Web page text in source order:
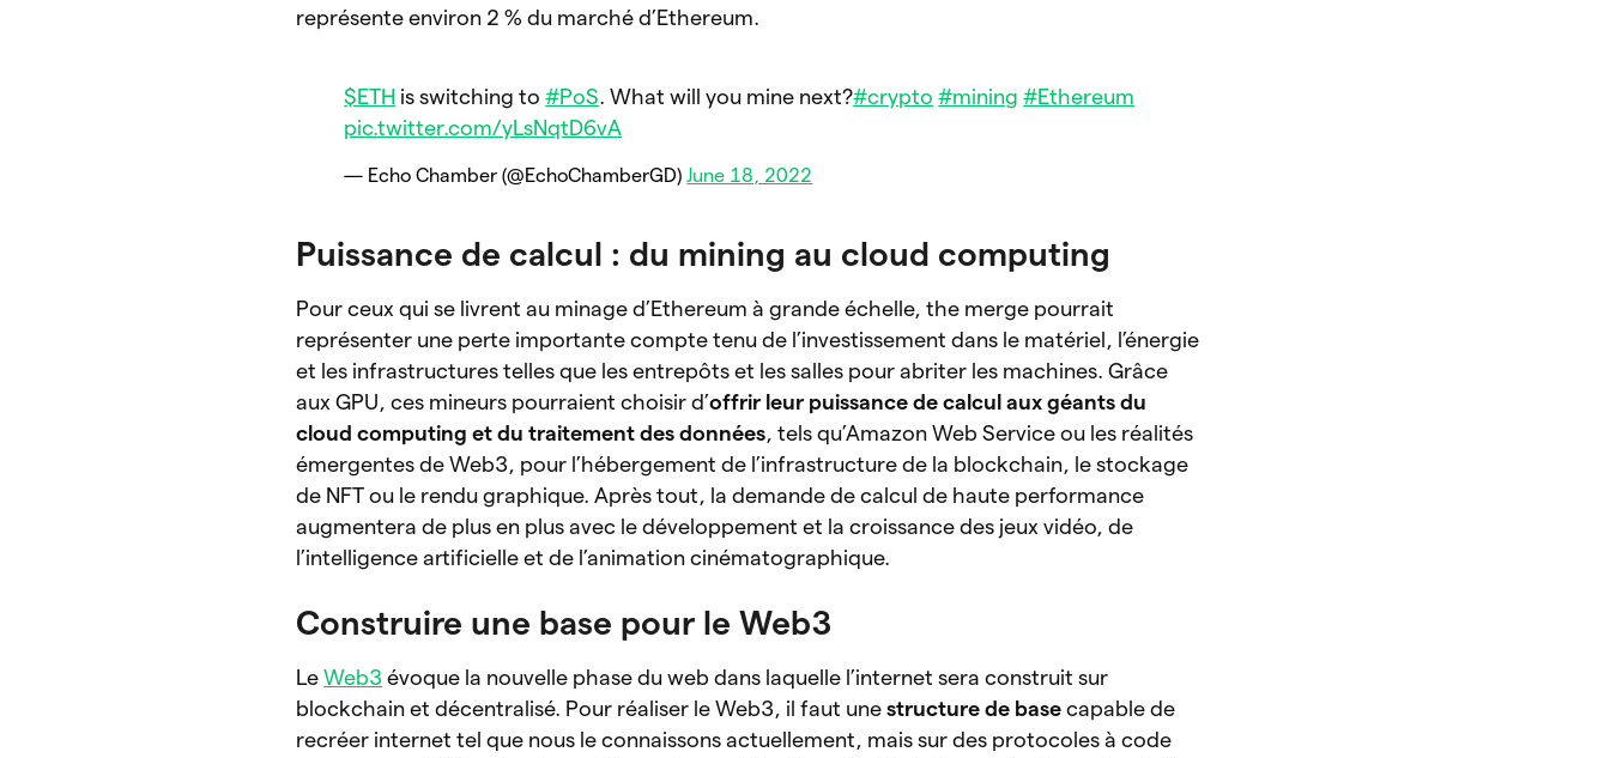
représente environ 2 % du marché d’Ethereum.
$ETH is switching to#PoS. What will you mine next?#crypto #mining #Ethereum
pic.twitter.com/yLsNqtD6vA
— Echo Chamber (@EchoChamberGD)June 18, 2022
Puissance de calcul : du mining au cloud computing
Pour ceux qui se livrent au minage d’Ethereum à grande échelle, the merge pourrait
représenter une perte importante compte tenu de l’investissement dans le matériel, l’énergie
et les infrastructures telles que les entrepôts et les salles pour abriter les machines. Grâce
aux GPU, ces mineurs pourraient choisir d’offrir leur puissance de calcul aux géants du
cloud computing et du traitement des données, tels qu’Amazon Web Service ou les réalités
émergentes de Web3, pour l’hébergement de l’infrastructure de la blockchain, le stockage
de NFT ou le rendu graphique. Après tout, la demande de calcul de haute performance
augmentera de plus en plus avec le développement et la croissance des jeux vidéo, de
l’intelligence artificielle et de l’animation cinématographique.
Construire une base pour le Web3
LeWeb3 évoque la nouvelle phase du web dans laquelle l’internet sera construit sur
blockchain et décentralisé. Pour réaliser le Web3, il faut unestructure de basecapable de
recréer internet tel que nous le connaissons actuellement, mais sur des protocoles à code